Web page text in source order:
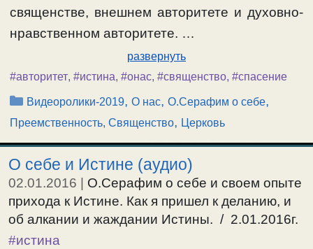
священстве, внешнем авторитете и духовно-
нравственном авторитете. …
развернуть
#авторитет, #истина, #онас, #священство, #спасение
Рубрики
Видеоролики-2019,О нас,О.Серафим о себе,
Преемственность, Священство, Церковь
О себе и Истине (аудио)
02.01.2016
О.Серафим о себе и своем опыте
прихода к Истине. Как я пришел к деланию, и
об алкании и жаждании Истины. / 2.01.2016г.
#истина